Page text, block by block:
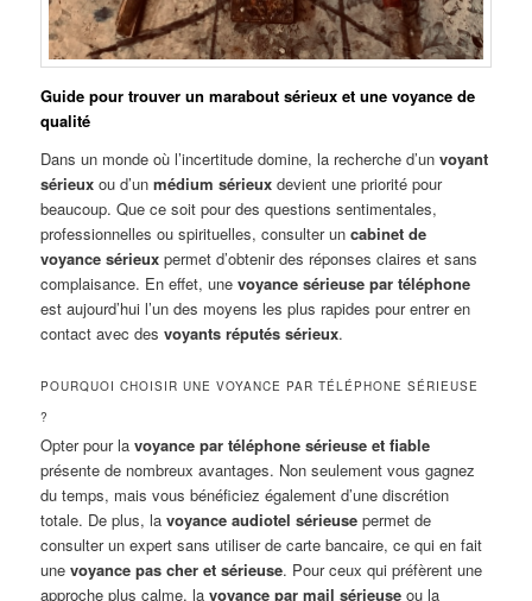
Guide pour trouver un marabout sérieux et une voyance de
qualité
Dans un monde où l’incertitude domine, la recherche d’unvoyant
sérieux ou d’unmédium sérieux devient une priorité pour
beaucoup. Que ce soit pour des questions sentimentales,
professionnelles ou spirituelles, consulter uncabinet de
voyance sérieux permet d’obtenir des réponses claires et sans
complaisance. En effet, unevoyance sérieuse par téléphone
est aujourd’hui l’un des moyens les plus rapides pour entrer en
contact avec desvoyants réputés sérieux.
POURQUOI CHOISIR UNE VOYANCE PAR TÉLÉPHONE SÉRIEUSE
?
Opter pour lavoyance par téléphone sérieuse et fiable
présente de nombreux avantages. Non seulement vous gagnez
du temps, mais vous bénéficiez également d’une discrétion
totale. De plus, lavoyance audiotel sérieuse permet de
consulter un expert sans utiliser de carte bancaire, ce qui en fait
unevoyance pas cher et sérieuse. Pour ceux qui préfèrent une
approche plus calme, lavoyance par mail sérieuse ou la